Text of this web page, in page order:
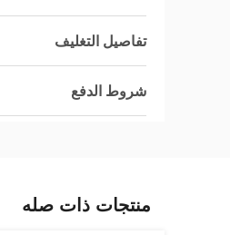
تفاصيل التغليف
شروط الدفع
منتجات ذات صله